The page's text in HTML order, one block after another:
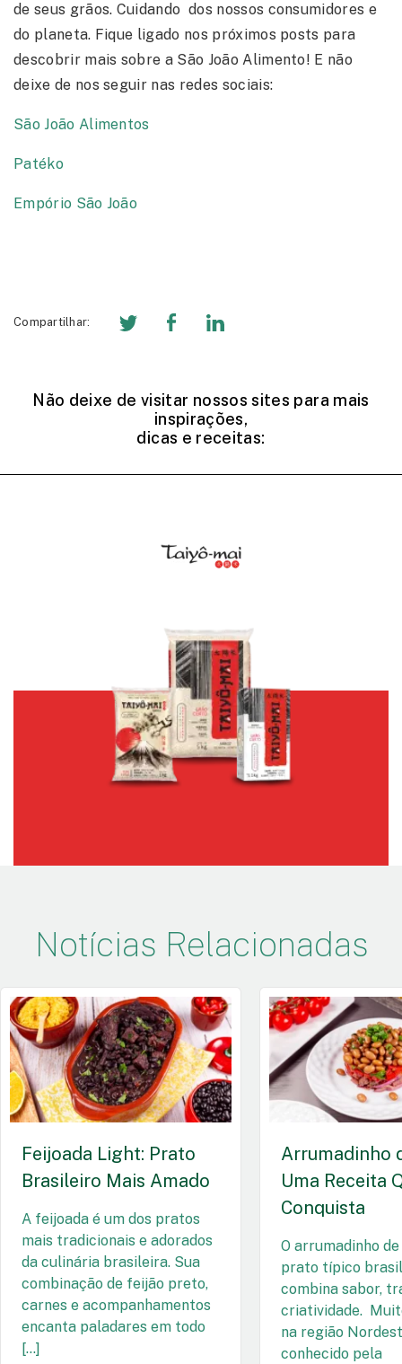
de seus grãos. Cuidando dos nossos consumidores e
do planeta. Fique ligado nos próximos posts para
descobrir mais sobre a São João Alimento! E não
deixe de nos seguir nas redes sociais:
São João Alimentos
Patéko
Empório São João
Compartilhar:
Não deixe de visitar nossos sites para mais
inspirações,
dicas e receitas:
Notícias Relacionadas
Feijoada Light: Prato
Brasileiro Mais Amado
A feijoada é um dos pratos
mais tradicionais e adorados
da culinária brasileira. Sua
combinação de feijão preto,
carnes e acompanhamentos
encanta paladares em todo
[…]
Arrumadinho
Uma Receita
Conquista
O arrumadinho
prato típico
combina sabor,
criatividade.
na região
conhecido pela